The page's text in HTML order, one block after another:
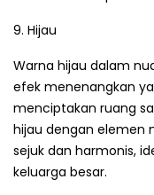
9. Hijau
Warna hijau dalam
efek menenangkan
menciptakan ruang
hijau dengan elemen
sejuk dan harmonis,
keluarga besar.